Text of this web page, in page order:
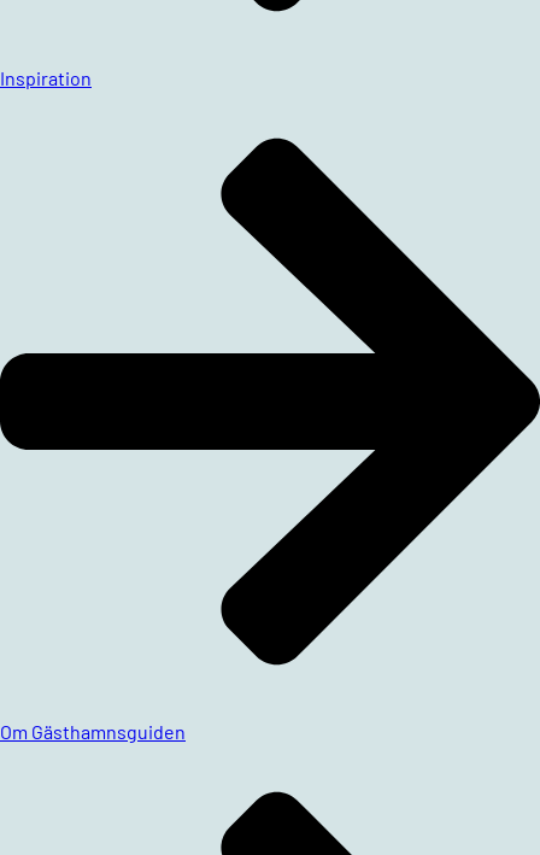
Inspiration
Om Gästhamnsguiden